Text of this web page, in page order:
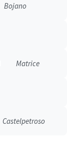
Bojano
Matrice
Castelpetroso